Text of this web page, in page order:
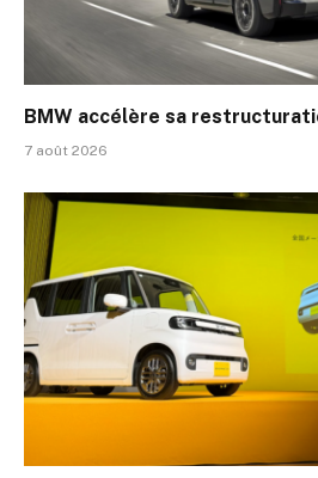
BMW accélère sa
7 août 2026